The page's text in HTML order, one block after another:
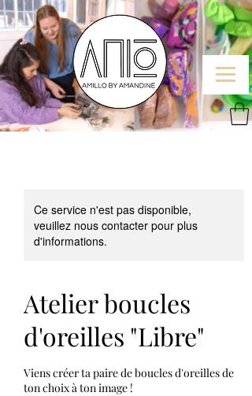
Ce service n'est pas disponible,
veuillez nous contacter pour plus
d'informations.
Atelier boucles
d'oreilles "Libre"
Viens créer ta paire de boucles d'oreilles de
ton choix à ton image !